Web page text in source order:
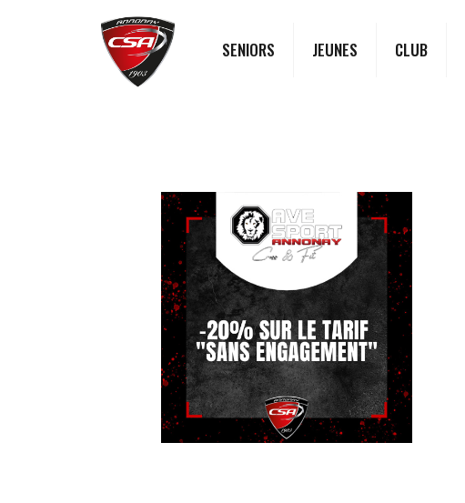
SENIORS JEUNES CLUB